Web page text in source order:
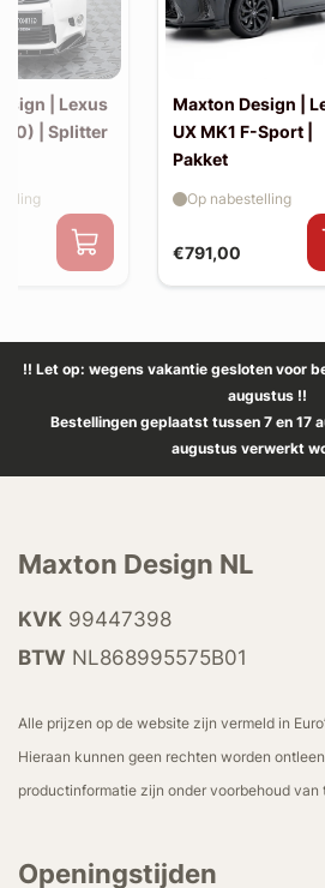
| Lexus
| Splitter
Maxton Design |
UX MK1 F-Sport |
Pakket
€791,00
Op nabestelling
!! Let op: wegens vakantie gesloten voor
augustus !!
Bestellingen geplaatst tussen 7 en 17
augustus verwerkt
Maxton Design NL
KVK 99447398
BTW NL868995575B01
Alle prijzen op de website zijn vermeld in
Hieraan kunnen geen rechten worden
productinformatie zijn onder voorbehoud
Openingstijden